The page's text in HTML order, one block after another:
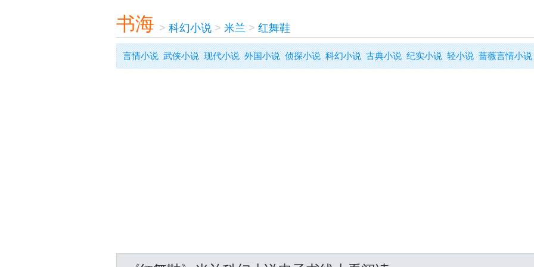
书海 > 科幻小说> 米兰 > 红舞鞋
言情小说 武侠小说 现代小说 外国小说 侦探小说 科幻小说 古典小说 纪实小说 轻小说 蔷薇言情小说